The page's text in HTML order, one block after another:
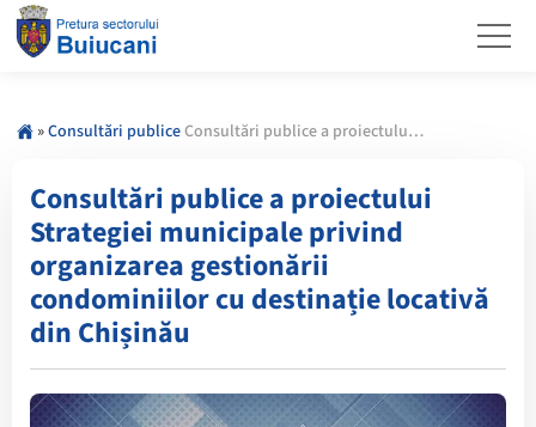
»Consultări publice Consultări publice a proiectului Strategiei municipale privind organizarea gestionării condominiilor cu destinație locativă din Chișinău
Consultări publice a proiectului
Strategiei municipale privind
organizarea gestionării
condominiilor cu destinație locativă
din Chișinău